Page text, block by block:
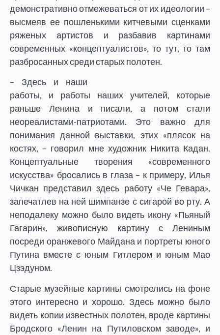
демонстративно отмежеваться от их идеологии –
высмеяв ее пошленькими китчевыми сценками
ряженых артистов и разбавив картинами
современных «концептуалистов», то тут, то там
разбросанных среди старых полотен.
– Здесь и наши
работы, и работы наших учителей, которые
раньше Ленина и писали, а потом стали
неореалистами-патриотами. Это важно для
понимания данной выставки, этих «плясок на
костях, – говорил мне художник Никита Кадан.
Концептуальные творения «современного
искусства» бросались в глаза – к примеру, Илья
Чичкан представил здесь работу «Че Гевара»,
запечатлев на ней шимпанзе с сигарой во рту. А
неподалеку можно было видеть икону «Пьяный
Гагарин», живописную картину с Лениным
посреди оранжевого Майдана и портреты юного
Путина вместе с юным Гитлером и юным Мао
Цзэдуном.
Старые музейные картины смотрелись на фоне
этого интересно и хорошо. Здесь можно было
видеть копии известных полотен, вроде картины
Бродского «Ленин на Путиловском заводе», и